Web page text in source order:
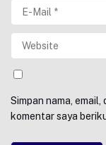
Simpan nama,
komentar saya